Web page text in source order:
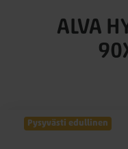
ALVA
Pysyvästi edullinen